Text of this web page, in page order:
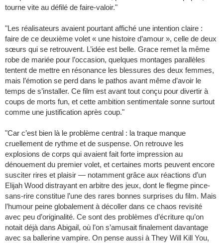
tourne vite au défilé de faire-valoir."
"Les réalisateurs avaient pourtant affiché une intention claire :
faire de ce deuxième volet « une histoire d’amour », celle de deux
sœurs qui se retrouvent. L’idée est belle. Grace remet la même
robe de mariée pour l’occasion, quelques montages parallèles
tentent de mettre en résonance les blessures des deux femmes,
mais l’émotion se perd dans le pathos avant même d’avoir le
temps de s’installer. Ce film est avant tout conçu pour divertir à
coups de morts fun, et cette ambition sentimentale sonne surtout
comme une justification après coup."
"Car c’est bien là le problème central : la traque manque
cruellement de rythme et de suspense. On retrouve les
explosions de corps qui avaient fait forte impression au
dénouement du premier volet, et certaines morts peuvent encore
susciter rires et plaisir — notamment grâce aux réactions d’un
Elijah Wood distrayant en arbitre des jeux, dont le flegme pince-
sans-rire constitue l’une des rares bonnes surprises du film. Mais
l’humour peine globalement à décoller dans ce chaos revisité
avec peu d’originalité. Ce sont des problèmes d’écriture qu’on
notait déjà dans Abigail, où l’on s’amusait finalement davantage
avec sa ballerine vampire. On pense aussi à They Will Kill You,